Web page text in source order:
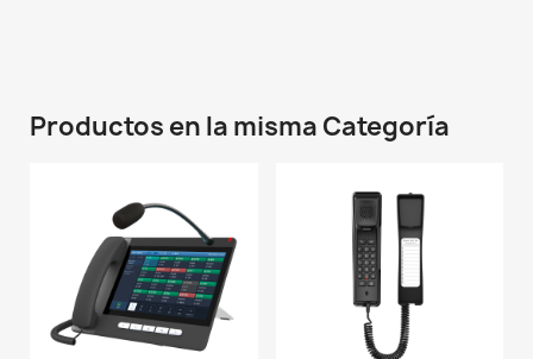
Productos en la misma Categoría